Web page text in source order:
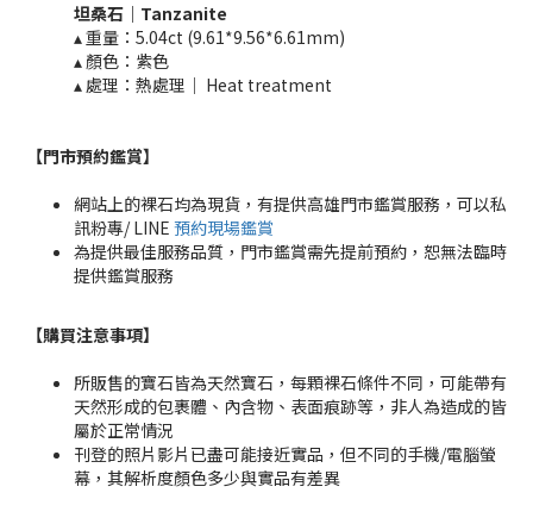
坦桑石｜ ​Tanzanite
▴ 重量： 5.04ct (9.61*9.56*6.61mm)
▴ 顏色：紫色
▴ 處理：熱處理｜ Heat treatment​​
【門市預約鑑賞】
網站上的裸石均為現貨，有提供高雄門市鑑賞服務，可以私
訊粉專/ LINE 預約現場鑑賞
為提供最佳服務品質，門市鑑賞需先提前預約，恕無法臨時
提供鑑賞服務
【購買注意事項】
所販售的寶石皆為天然寶石，每顆裸石條件不同，可能帶有
天然形成的包裹體、內含物、表面痕跡等，非人為造成的皆
屬於正常情況
刊登的照片影片已盡可能接近實品，但不同的手機/電腦螢
幕，其解析度顏色多少與實品有差異